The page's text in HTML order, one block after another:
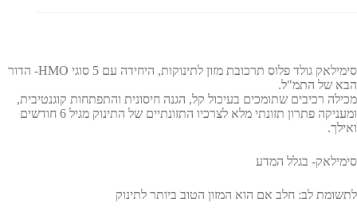
סימילאק גולד פלוס תרכובת מזון לתינוקות, היחידה עם 5 סוגי HMO- הדור
הבא של התמ"ל.
מכילה רכיבים שתומכים בעיכול קל, הגנה חיסונית והתפתחות קוגנטיבית,
ומעניקה פתרון תזונתי מלא לצרכיו התזונתיים של התינוק מגיל 6 חודשים
ואילך.
סימילאק- בגלל המדע
לתשומת לב: חלב אם הוא המזון הטוב ביותר לתינוק